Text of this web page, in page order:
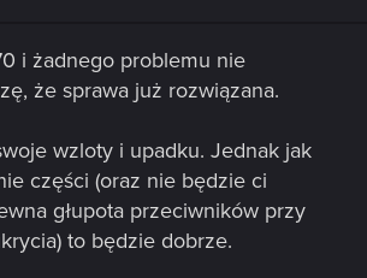
i żadnego problemu nie
że sprawa już rozwiązana.
wzloty i upadku. Jednak jak
części (oraz nie będzie ci
głupota przeciwników przy
to będzie dobrze.